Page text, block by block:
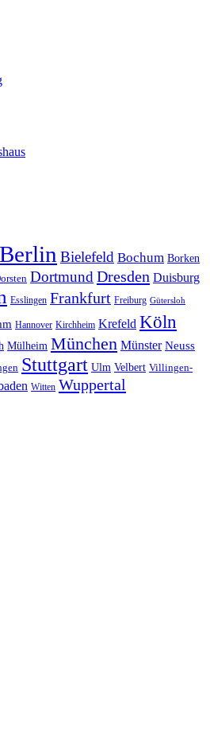
Berlin Bielefeld Bochum Borken
Dortmund Dresden Duisburg
Esslingen Frankfurt Freiburg Gütersloh
Hannover Kirchheim Krefeld Köln
Mülheim München Münster Neuss
Stuttgart Ulm Velbert Villingen-
Witten Wuppertal